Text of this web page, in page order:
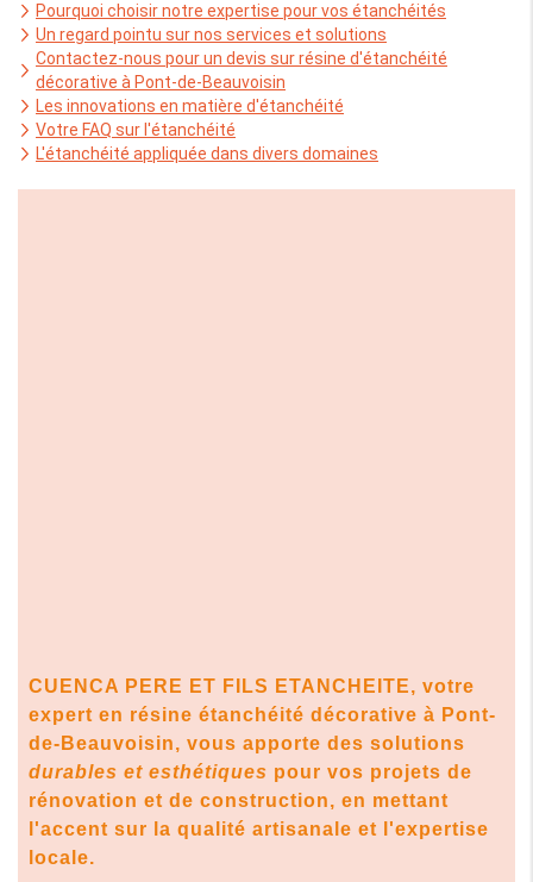
Pourquoi choisir notre expertise pour vos étanchéités
Un regard pointu sur nos services et solutions
Contactez-nous pour un devis sur résine d'étanchéité
décorative à Pont-de-Beauvoisin
Les innovations en matière d'étanchéité
Votre FAQ sur l'étanchéité
L'étanchéité appliquée dans divers domaines
CUENCA PERE ET FILS ETANCHEITE, votre
expert en résine étanchéité décorative à Pont-
de-Beauvoisin, vous apporte des solutions
durables et esthétiques pour vos projets de
rénovation et de construction, en mettant
l'accent sur la qualité artisanale et l'expertise
locale.